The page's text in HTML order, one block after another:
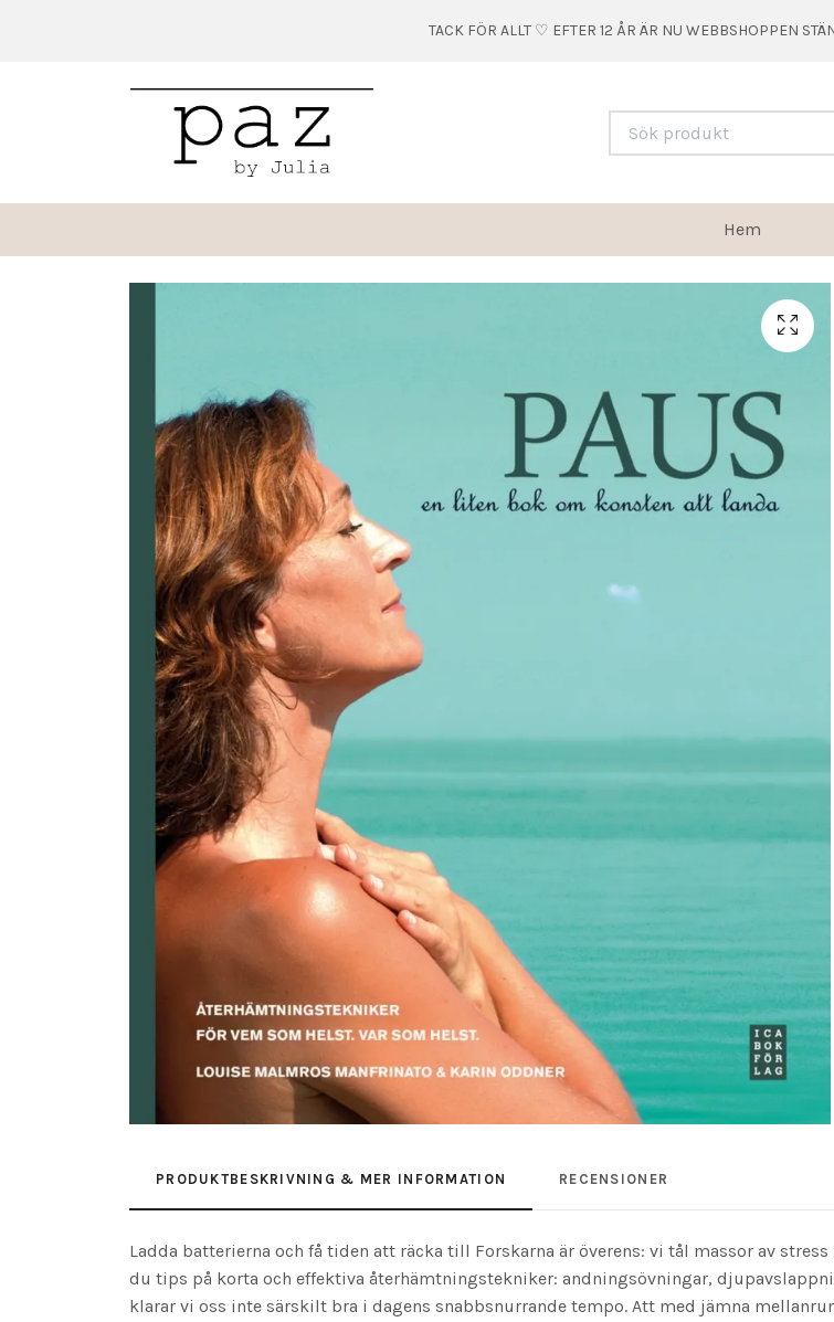
TACK FÖR ALLT ♡ EFTER 12 ÅR ÄR NU WEBBSHOPPEN
Hem
PRODUKTBESKRIVNING & MER INFORMATION RECENSIONER
Ladda batterierna och få tiden att räcka till Forskarna är överens: vi tål massor av
du tips på korta och effektiva återhämtningstekniker: andningsövningar,
klarar vi oss inte särskilt bra i dagens snabbsnurrande tempo. Att med jämna